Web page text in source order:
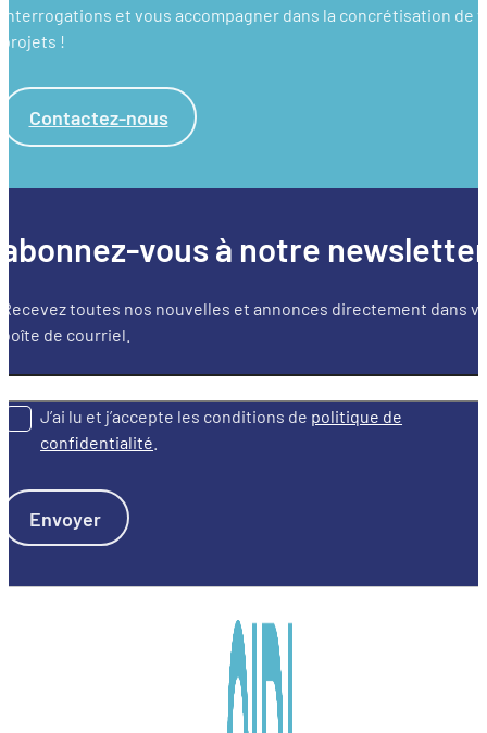
interrogations et vous accompagner dans la concrétisation de
projets !
Contactez-nous
abonnez-vous à notre newsletter
Recevez toutes nos nouvelles et annonces directement dans
boîte de courriel.
J’ai lu et j’accepte les conditions de politique de
confidentialité
Envoyer